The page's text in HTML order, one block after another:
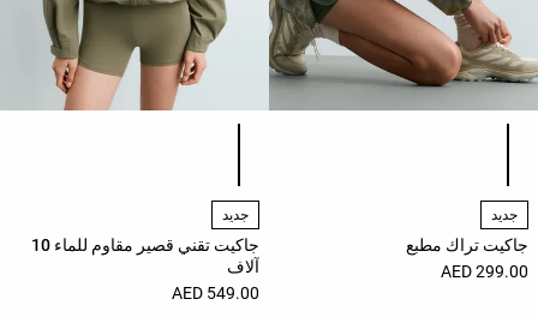
جديد
جاكيت تراك مطبع
299.00 AED
جديد
جاكيت تقني قصير مقاوم للماء 10
آلاف
549.00 AED